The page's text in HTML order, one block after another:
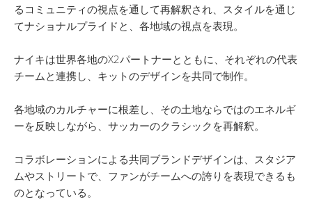
るコミュニティの視点を通して再解釈され、スタイルを通じ
てナショナルプライドと、各地域の視点を表現。
ナイキは世界各地のX2パートナーとともに、それぞれの代表
チームと連携し、キットのデザインを共同で制作。
各地域のカルチャーに根差し、その土地ならではのエネルギ
ーを反映しながら、サッカーのクラシックを再解釈。
コラボレーションによる共同ブランドデザインは、スタジア
ムやストリートで、ファンがチームへの誇りを表現できるも
のとなっている。